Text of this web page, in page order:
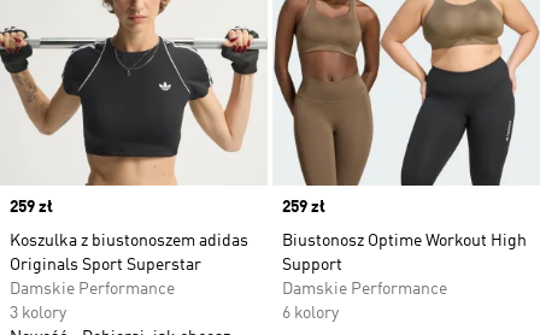
Price
259 zł
Koszulka z biustonoszem adidas
Originals Sport Superstar
Damskie Performance
3 kolory
Price
259 zł
Biustonosz Optime Workout High
Support
Damskie Performance
6 kolory